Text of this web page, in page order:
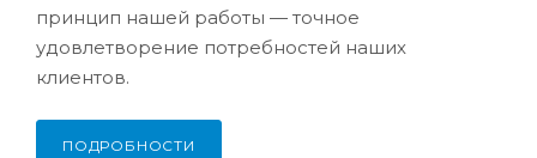
принцип нашей работы — точное
удовлетворение потребностей наших
клиентов.
ПОДРОБНОСТИ